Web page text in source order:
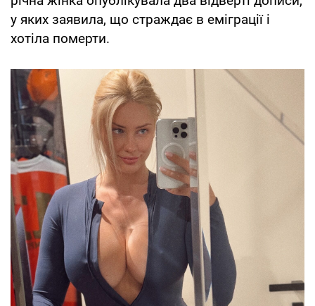
у яких заявила, що страждає в еміграції і
хотіла померти.